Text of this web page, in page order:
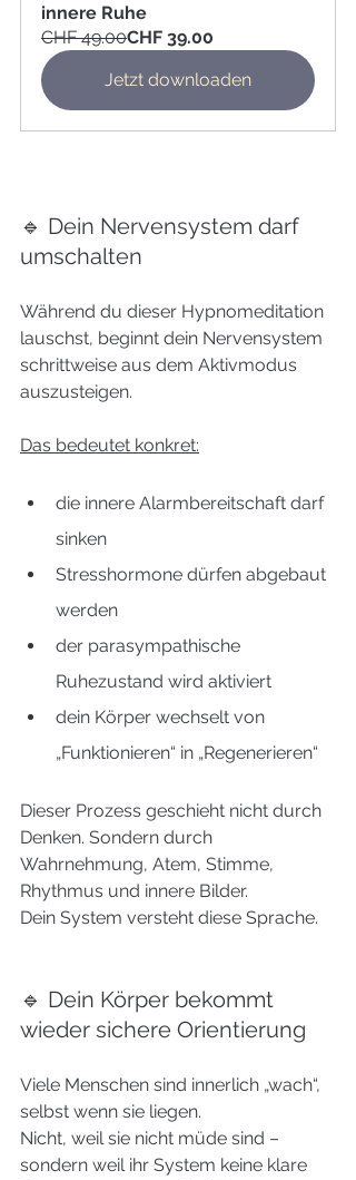
innere Ruhe
CHF 49.00CHF 39.00
Jetzt downloaden
🔹 Dein Nervensystem darf
umschalten
Während du dieser Hypnomeditation
lauschst, beginnt dein Nervensystem
schrittweise aus dem Aktivmodus
auszusteigen.
Das bedeutet konkret:
die innere Alarmbereitschaft darf
sinken
Stresshormone dürfen abgebaut
werden
der parasympathische
Ruhezustand wird aktiviert
dein Körper wechselt von
„Funktionieren“ in „Regenerieren“
Dieser Prozess geschieht nicht durch
Denken. Sondern durch
Wahrnehmung, Atem, Stimme,
Rhythmus und innere Bilder.
Dein System versteht diese Sprache.
🔹 Dein Körper bekommt
wieder sichere Orientierung
Viele Menschen sind innerlich „wach“,
selbst wenn sie liegen.
Nicht, weil sie nicht müde sind –
sondern weil ihr System keine klare